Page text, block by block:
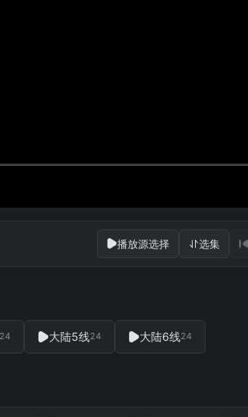
播放源选择 选集
24 大陆5线24 大陆6线24